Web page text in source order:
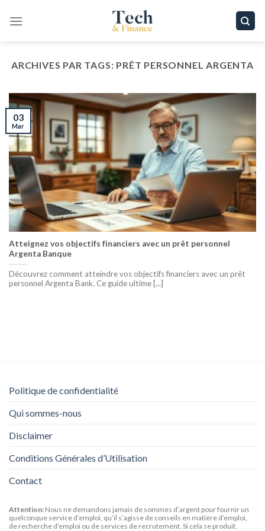
ARCHIVES PAR TAGS: PRÊT PERSONNEL ARGENTA
Atteignez vos objectifs financiers avec un prêt personnel
Argenta Banque
Découvrez comment atteindre vos objectifs financiers avec un prêt
personnel Argenta Bank. Ce guide ultime [...]
03
Mar
Politique de confidentialité
Qui sommes-nous
Disclaimer
Conditions Générales d’Utilisation
Contact
Attention: Nous ne demandons jamais de sommes d’argent pour fournir un
quelconque service d’emploi, qu’il s’agisse de conseils en matière d’emploi,
de recherche d’emploi ou de services de recrutement. Si cela se produit,